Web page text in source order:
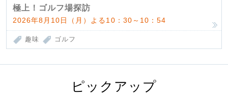
極上！ゴルフ場探訪
2026年8月10日（月）よる10：30～10：54
趣味 ゴルフ
ピックアップ